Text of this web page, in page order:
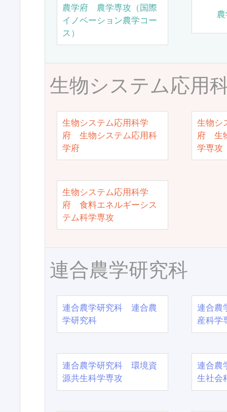
農学府 農学専攻（国際
イノベーション農学コー
ス）
生物システム応用
生物システム応用科学
府 生物システム応用科
学府
生物シ
府 生
学専攻
生物システム応用科学
府 食料エネルギーシス
テム科学専攻
連合農学研究科
連合農学研究科 連合農
学研究科
連合農
産科学
連合農学研究科 環境資
源共生科学専攻
連合農
生社会